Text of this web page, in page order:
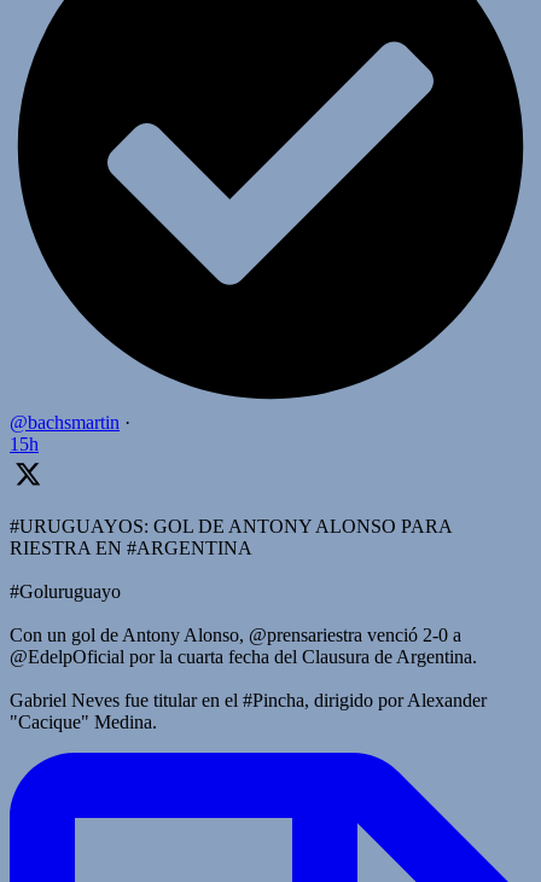
@bachsmartin ·
15h
#URUGUAYOS: GOL DE ANTONY ALONSO PARA
RIESTRA EN #ARGENTINA
#Goluruguayo
Con un gol de Antony Alonso, @prensariestra venció 2-0 a
@EdelpOficial por la cuarta fecha del Clausura de Argentina.
Gabriel Neves fue titular en el #Pincha, dirigido por Alexander
"Cacique" Medina.